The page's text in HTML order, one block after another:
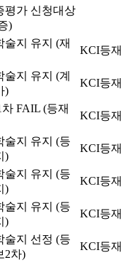
평가 신청대상
)
술지 유지 (재
KCI등재
술지 유지 (계
)
KCI등재
FAIL (등재
KCI등재
술지 유지 (등
)
KCI등재
술지 유지 (등
)
KCI등재
술지 유지 (등
)
KCI등재
술지 선정 (등
2차)
KCI등재